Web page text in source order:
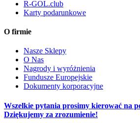
R-GOL.club
Karty podarunkowe
O firmie
Nasze Sklepy
O Nas
Nagrody i wyróżnienia
Fundusze Europejskie
Dokumenty korporacyjne
Wszelkie pytania prosimy kierować na
Dziękujemy za zrozumienie!